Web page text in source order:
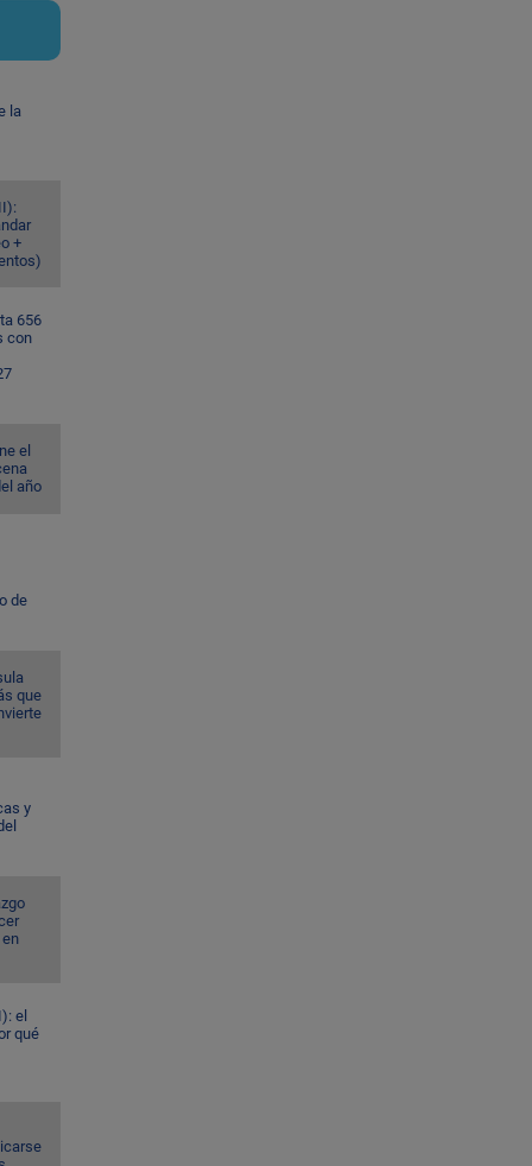
la
+
656
con
el
año
de
que
y
el
qué